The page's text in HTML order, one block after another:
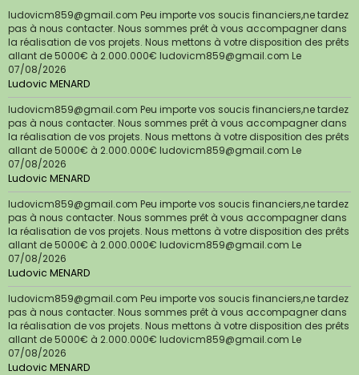
ludovicm859@gmail.com Peu importe vos soucis financiers,ne tardez
pas à nous contacter. Nous sommes prêt à vous accompagner dans
la réalisation de vos projets. Nous mettons à votre disposition des prêts
allant de 5000€ à 2.000.000€ ludovicm859@gmail.com Le
07/08/2026
Ludovic MENARD
ludovicm859@gmail.com Peu importe vos soucis financiers,ne tardez
pas à nous contacter. Nous sommes prêt à vous accompagner dans
la réalisation de vos projets. Nous mettons à votre disposition des prêts
allant de 5000€ à 2.000.000€ ludovicm859@gmail.com Le
07/08/2026
Ludovic MENARD
ludovicm859@gmail.com Peu importe vos soucis financiers,ne tardez
pas à nous contacter. Nous sommes prêt à vous accompagner dans
la réalisation de vos projets. Nous mettons à votre disposition des prêts
allant de 5000€ à 2.000.000€ ludovicm859@gmail.com Le
07/08/2026
Ludovic MENARD
ludovicm859@gmail.com Peu importe vos soucis financiers,ne tardez
pas à nous contacter. Nous sommes prêt à vous accompagner dans
la réalisation de vos projets. Nous mettons à votre disposition des prêts
allant de 5000€ à 2.000.000€ ludovicm859@gmail.com Le
07/08/2026
Ludovic MENARD